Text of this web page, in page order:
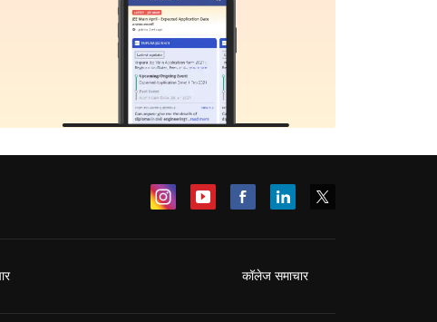
कॉलेज समाचार
Sign In/Sign Up
access our resources onExams, Study
Material, Counseling, Colleges etc.